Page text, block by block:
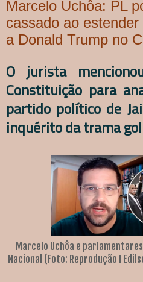
Marcelo Uchôa: PL
cassado ao
a Donald Trump no
O jurista
Constituição para
partido político de
inquérito da trama
Marcelo Uchôa e
Nacional (Foto: Reprodução I